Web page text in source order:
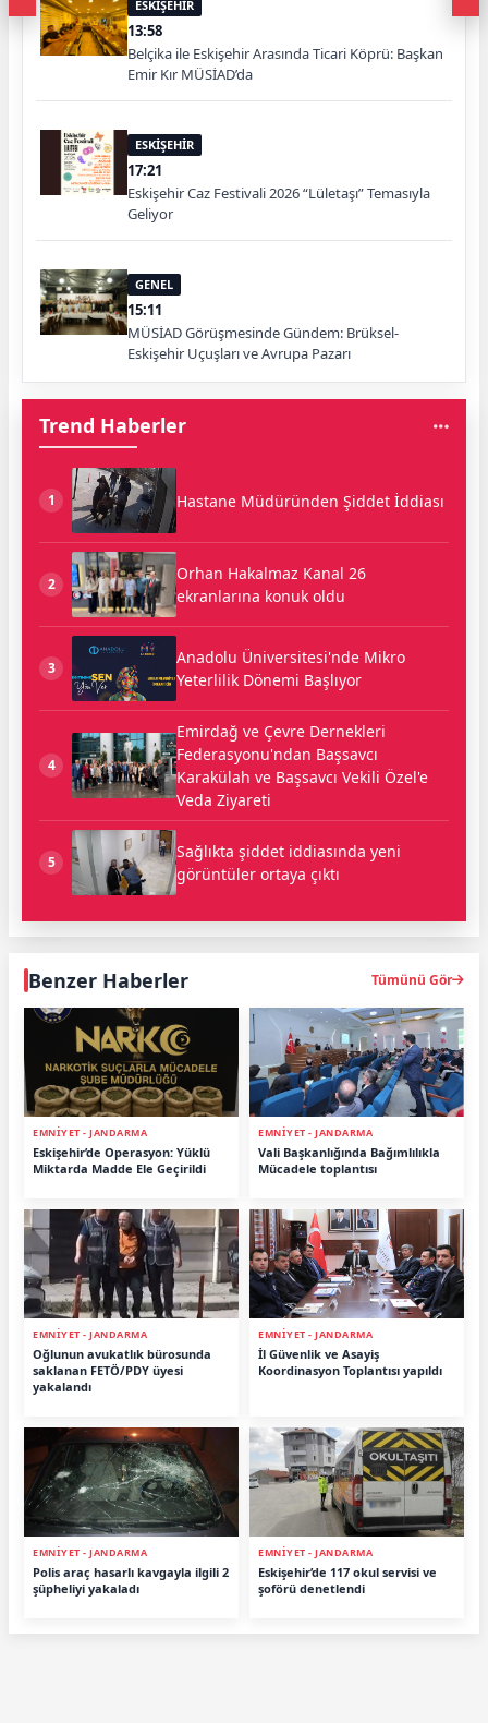
ESKİŞEHİR
13:58
Belçika ile Eskişehir Arasında Ticari Köprü: Başkan
Emir Kır MÜSİAD’da
ESKİŞEHİR
17:21
Eskişehir Caz Festivali 2026 “Lületaşı” Temasıyla
Geliyor
GENEL
15:11
MÜSİAD Görüşmesinde Gündem: Brüksel-
Eskişehir Uçuşları ve Avrupa Pazarı
Trend Haberler
1 Hastane Müdüründen Şiddet İddiası
2
Orhan Hakalmaz Kanal 26
ekranlarına konuk oldu
3
Anadolu Üniversitesi'nde Mikro
Yeterlilik Dönemi Başlıyor
4
Emirdağ ve Çevre Dernekleri
Federasyonu'ndan Başsavcı
Karakülah ve Başsavcı Vekili Özel'e
Veda Ziyareti
5
Sağlıkta şiddet iddiasında yeni
görüntüler ortaya çıktı
Benzer Haberler Tümünü Gör
EMNİYET - JANDARMA
Eskişehir’de Operasyon: Yüklü
Miktarda Madde Ele Geçirildi
EMNİYET - JANDARMA
Vali Başkanlığında Bağımlılıkla
Mücadele toplantısı
EMNİYET - JANDARMA
Oğlunun avukatlık bürosunda
saklanan FETÖ/PDY üyesi
yakalandı
EMNİYET - JANDARMA
İl Güvenlik ve Asayiş
Koordinasyon Toplantısı yapıldı
EMNİYET - JANDARMA
Polis araç hasarlı kavgayla ilgili 2
şüpheliyi yakaladı
EMNİYET - JANDARMA
Eskişehir’de 117 okul servisi ve
şoförü denetlendi